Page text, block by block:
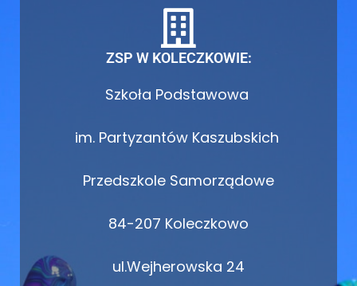
ZSP W KOLECZKOWIE:
Szkoła Podstawowa
im. Partyzantów Kaszubskich
Przedszkole Samorządowe
84-207 Koleczkowo
ul.Wejherowska 24